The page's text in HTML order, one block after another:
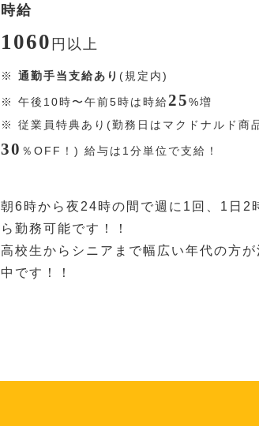
時給
1060 円 以上
※ 通勤手当支給あり (規定内)
※ 午後10時〜午前5時は時給25%増
※ 従業員特典あり(勤務日はマクドナルド商
30 ％ OFF！) 給与は1分単位で支給！
朝6時から夜24時の間で週に1回、1日2
ら勤務可能です！！
高校生からシニアまで幅広い年代の方が
中です！！